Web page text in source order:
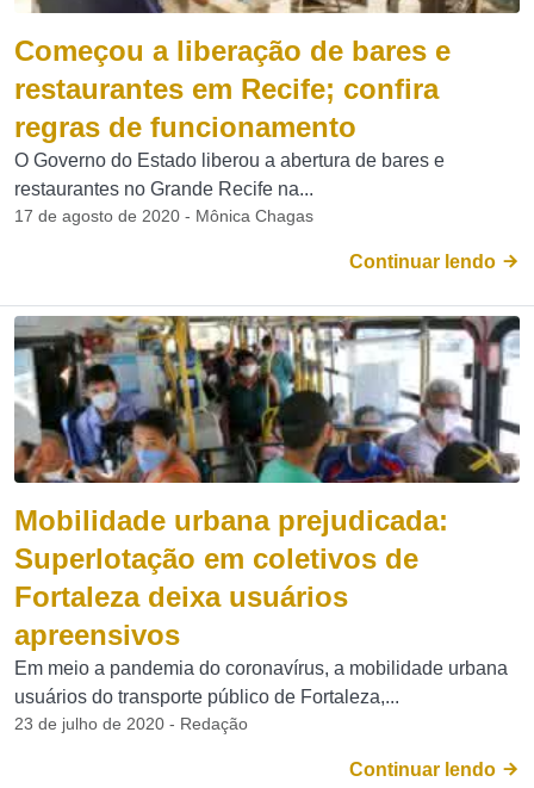
Começou a liberação de bares e
restaurantes em Recife; confira
regras de funcionamento
O Governo do Estado liberou a abertura de bares e
restaurantes no Grande Recife na...
17 de agosto de 2020 - Mônica Chagas
Continuar lendo
Mobilidade urbana prejudicada:
Superlotação em coletivos de
Fortaleza deixa usuários
apreensivos
Em meio a pandemia do coronavírus, a mobilidade urbana
usuários do transporte público de Fortaleza,...
23 de julho de 2020 - Redação
Continuar lendo